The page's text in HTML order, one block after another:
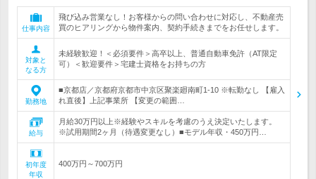
仕事内容
飛び込み営業なし！お客様からの問い合わせに対応し、不動産売
買のヒアリングから物件案内、契約手続きまでをお任せします。
対象と
なる方
未経験歓迎！＜必須要件＞高卒以上、普通自動車免許（AT限定
可）＜歓迎要件＞宅建士資格をお持ちの方
勤務地
■京都店／京都府京都市中京区聚楽廻南町1-10 ※転勤なし 【雇入
れ直後】上記事業所 【変更の範囲…
給与
月給30万円以上※経験やスキルを考慮のうえ決定いたします。
※試用期間2ヶ月（待遇変更なし）■モデル年収・450万円…
初年度
年収
400万円～700万円